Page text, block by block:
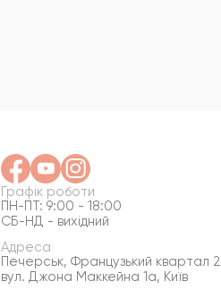
Графік роботи
ПН-ПТ: 9:00 - 18:00
СБ-НД - вихідний
Адреса
Печерськ, Французький квартал 2
вул. Джона Маккейна 1а, Київ